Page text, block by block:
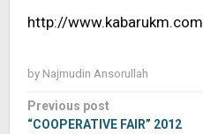
http://www.kabarukm.com
by Najmudin Ansorullah
Post
Previous post
“COOPERATIVE FAIR” 2012